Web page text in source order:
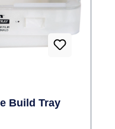
Build Tray